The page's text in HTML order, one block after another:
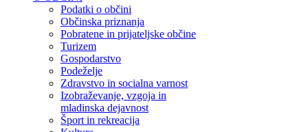
Podatki o občini
Občinska priznanja
Pobratene in prijateljske občine
Turizem
Gospodarstvo
Podeželje
Zdravstvo in socialna varnost
Izobraževanje, vzgoja in
mladinska dejavnost
Šport in rekreacija